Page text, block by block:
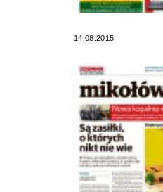
14.08.2015